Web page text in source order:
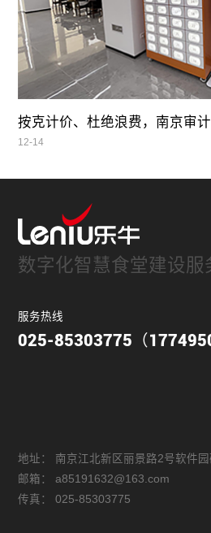
12-14
数字化智慧食堂建设服
服务热线
025-85303775（
地址：
南京江北新区丽景路2号软件
邮箱：
a85191632@163.com
传真：
025-85303775